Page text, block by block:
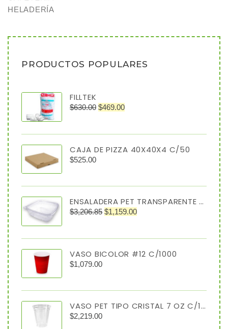
HELADERÍA
PRODUCTOS POPULARES
FILLTEK
$630.00 $469.00
CAJA DE PIZZA 40X40X4 C/50
$525.00
ENSALADERA PET TRANSPARENTE 64 OZ TIPO ALMEJA
$3,206.85 $1,159.00
VASO BICOLOR #12 C/1000
$1,079.00
VASO PET TIPO CRISTAL 7 OZ C/1000
$2,219.00